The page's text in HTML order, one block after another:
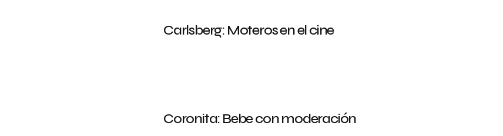
Carlsberg: Moteros en el cine
Coronita: Bebe con moderación